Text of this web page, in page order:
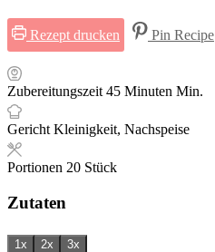
Rezept drucken Pin Recipe
Zubereitungszeit 45 Minuten Min.
Gericht Kleinigkeit, Nachspeise
Portionen 20 Stück
Zutaten
1x 2x 3x